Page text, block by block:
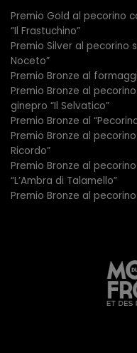
Premio Gold al pecorino
“Il Frastuchino”
Premio Silver al pecorino
Noceto”
Premio Bronze al
Premio Bronze al
ginepro “Il Selvatico”
Premio Bronze al
Premio Bronze al
Ricordo”
Premio Bronze al
“L’Ambra di Talamello”
Premio Bronze al